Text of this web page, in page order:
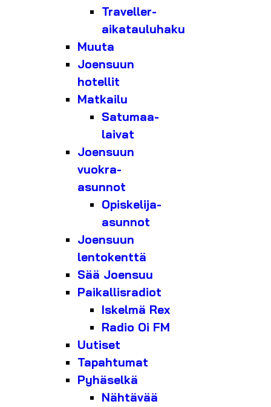
Traveller-
aikatauluhaku
Muuta
Joensuun
hotellit
Matkailu
Satumaa-
laivat
Joensuun
vuokra-
asunnot
Opiskelija-
asunnot
Joensuun
lentokenttä
Sää Joensuu
Paikallisradiot
Iskelmä Rex
Radio Oi FM
Uutiset
Tapahtumat
Pyhäselkä
Nähtävää